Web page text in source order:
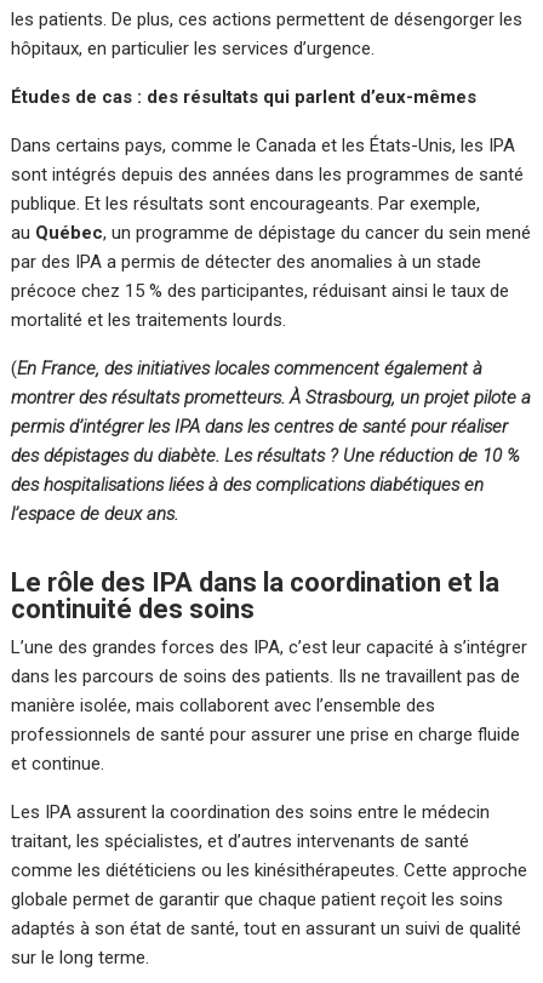
les patients. De plus, ces actions permettent de désengorger les
hôpitaux, en particulier les services d’urgence.
Études de cas : des résultats qui parlent d’eux-mêmes
Dans certains pays, comme le Canada et les États-Unis, les IPA
sont intégrés depuis des années dans les programmes de santé
publique. Et les résultats sont encourageants. Par exemple,
au Québec, un programme de dépistage du cancer du sein mené
par des IPA a permis de détecter des anomalies à un stade
précoce chez 15 % des participantes, réduisant ainsi le taux de
mortalité et les traitements lourds.
(En France, des initiatives locales commencent également à
montrer des résultats prometteurs. À Strasbourg, un projet pilote a
permis d’intégrer les IPA dans les centres de santé pour réaliser
des dépistages du diabète. Les résultats ? Une réduction de 10 %
des hospitalisations liées à des complications diabétiques en
l’espace de deux ans.
Le rôle des IPA dans la coordination et la
continuité des soins
L’une des grandes forces des IPA, c’est leur capacité à s’intégrer
dans les parcours de soins des patients. Ils ne travaillent pas de
manière isolée, mais collaborent avec l’ensemble des
professionnels de santé pour assurer une prise en charge fluide
et continue.
Les IPA assurent la coordination des soins entre le médecin
traitant, les spécialistes, et d’autres intervenants de santé
comme les diététiciens ou les kinésithérapeutes. Cette approche
globale permet de garantir que chaque patient reçoit les soins
adaptés à son état de santé, tout en assurant un suivi de qualité
sur le long terme.